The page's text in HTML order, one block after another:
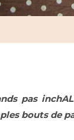
pas
bouts de